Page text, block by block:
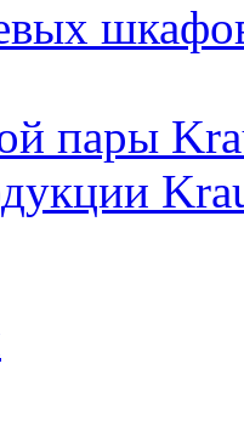
пары